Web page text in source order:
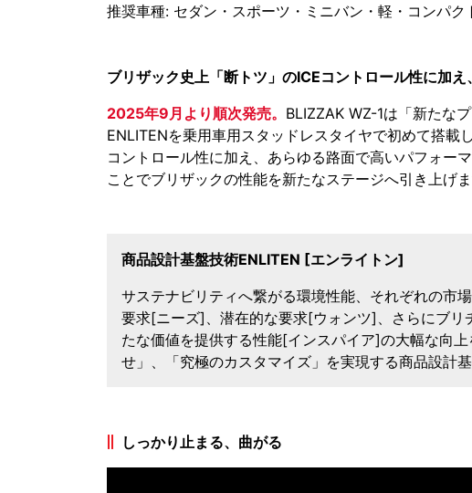
推奨車種: セダン・スポーツ・ミニバン・軽・コンパク
ブリザック史上「断トツ」のICEコントロール性に加
2025年9月より順次発売。 BLIZZAK WZ-1は「新たな
ENLITENを乗用車用スタッドレスタイヤで初めて搭載
コントロール性に加え、あらゆる路面で高いパフォー
ことでブリザックの性能を新たなステージへ引き上げま
商品設計基盤技術ENLITEN [エンライトン]
サステナビリティへ繋がる環境性能、それぞれの市
要求[ニーズ]、潜在的な要求[ウォンツ]、さらにブ
たな価値を提供する性能[インスパイア]の大幅な向
せ」、「究極のカスタマイズ」を実現する商品設計基
しっかり止まる、曲がる